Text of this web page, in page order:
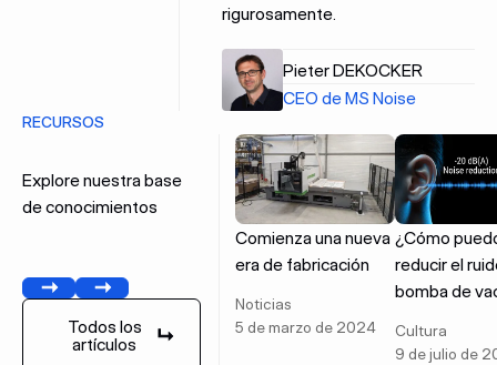
rigurosamente.
Pieter DEKOCKER
CEO de MS Noise
RECURSOS
Explore nuestra base
de conocimientos
AnteriorPróxima
Todos los artículos
Todos los
artículos
Comienza una nueva
era de fabricación
Noticias
5 de marzo de 2024
¿Cómo
reducir el
bomba de
Cultura
9 de julio de